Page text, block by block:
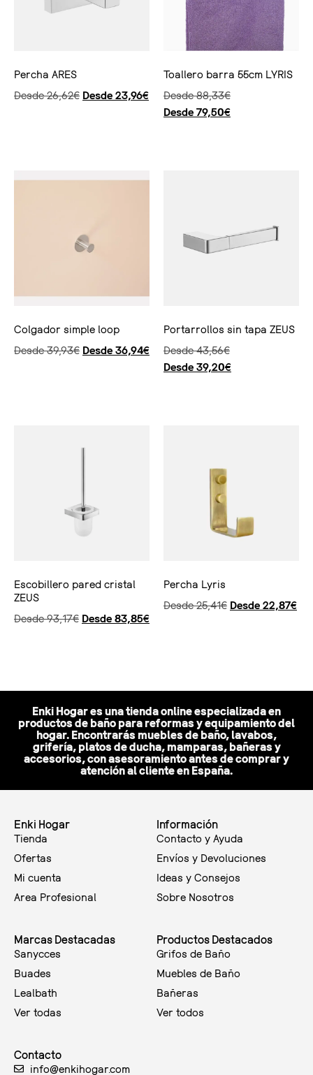
Percha ARES
Desde26,62€ Desde 23,96€
Toallero barra 55cm LYRIS
Desde88,33€
Desde 79,50€
Colgador simple loop
Desde39,93€ Desde 36,94€
Portarrollos sin tapa ZEUS
Desde43,56€
Desde 39,20€
Escobillero pared cristal
ZEUS
Desde93,17€ Desde 83,85€
Percha Lyris
Desde25,41€ Desde 22,87€
Enki Hogar es una tienda online especializada en
productos de baño para reformas y equipamiento del
hogar. Encontrarás muebles de baño, lavabos,
grifería, platos de ducha, mamparas, bañeras y
accesorios, con asesoramiento antes de comprar y
atención al cliente en España.
Enki Hogar
Tienda
Ofertas
Mi cuenta
Area Profesional
Información
Contacto y Ayuda
Envíos y Devoluciones
Ideas y Consejos
Sobre Nosotros
Marcas Destacadas
Sanycces
Buades
Lealbath
Ver todas
Productos Destacados
Grifos de Baño
Muebles de Baño
Bañeras
Ver todos
Contacto
info@enkihogar.com